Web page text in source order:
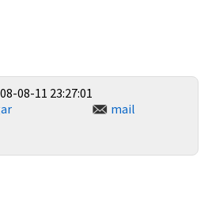
08-11 23:27:01
mail